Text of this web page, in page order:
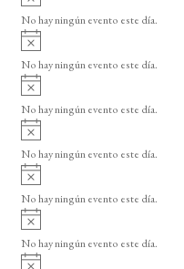
o
v
i
o
No hay ningún evento este día.
A
v
i
o
No hay ningún evento este día.
A
v
i
o
No hay ningún evento este día.
A
v
i
o
No hay ningún evento este día.
A
v
i
o
No hay ningún evento este día.
A
v
i
No hay ningún evento este día.
A